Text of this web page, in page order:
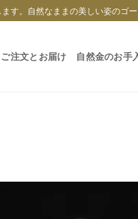
す。自然なままの美しい姿のゴー
ご注文とお届け 自然金のお手